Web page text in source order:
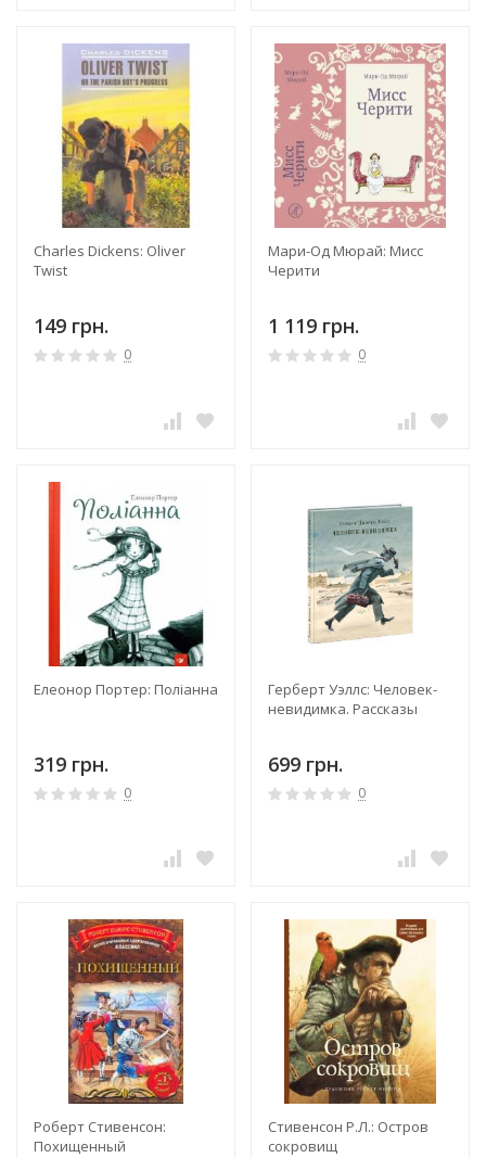
Charles Dickens: Oliver
Twist
149 грн.
0
Мари-Од Мюрай: Мисс
Черити
1 119 грн.
0
Елеонор Портер: Поліанна
319 грн.
0
Герберт Уэллс: Человек-
невидимка. Рассказы
699 грн.
0
Роберт Стивенсон:
Похищенный
Стивенсон Р.Л.: Остров
сокровищ